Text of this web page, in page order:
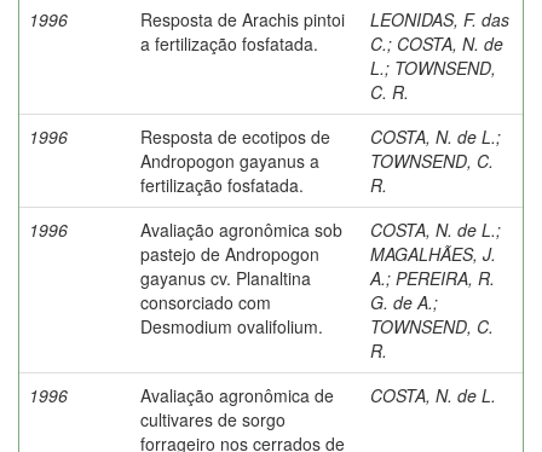
1996
Resposta de Arachis pintoi
a fertilização fosfatada.
LEONIDAS, F. das
C.; COSTA, N. de
L.; TOWNSEND,
C. R.
1996
Resposta de ecotipos de
Andropogon gayanus a
fertilização fosfatada.
COSTA, N. de L.;
TOWNSEND, C.
R.
1996
Avaliação agronômica sob
pastejo de Andropogon
gayanus cv. Planaltina
consorciado com
Desmodium ovalifolium.
COSTA, N. de L.;
MAGALHÃES, J.
A.; PEREIRA, R.
G. de A.;
TOWNSEND, C.
R.
1996
Avaliação agronômica de
cultivares de sorgo
forrageiro nos cerrados de
COSTA, N. de L.